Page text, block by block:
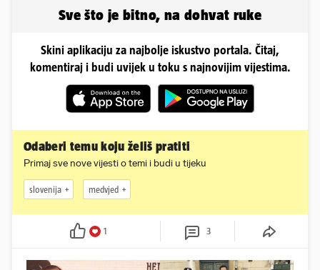
Sve što je bitno, na dohvat ruke
Skini aplikaciju za najbolje iskustvo portala. Čitaj,
komentiraj i budi uvijek u toku s najnovijim vijestima.
Odaberi temu koju želiš pratiti
Primaj sve nove vijesti o temi i budi u tijeku
slovenija medvjed
1 3